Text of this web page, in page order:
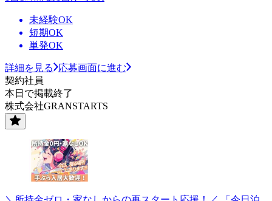
未経験OK
短期OK
単発OK
詳細を見る
応募画面に進む
契約社員
本日で掲載終了
株式会社GRANSTARTS